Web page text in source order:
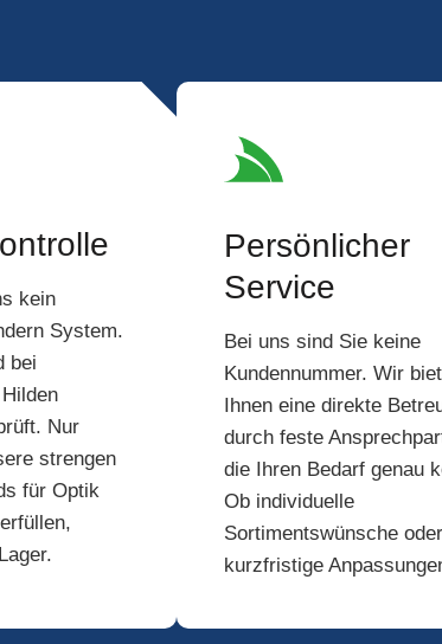
kein
System.
bei
Nur
strengen
für Optik
Persönlicher
Service
Bei uns sind Sie keine
Kundennummer. Wir
Ihnen eine direkte
durch feste
die Ihren Bedarf genau
Ob individuelle
Sortimentswünsche oder
kurzfristige